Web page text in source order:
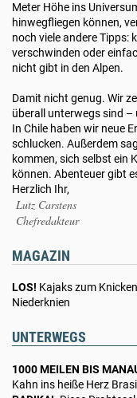
Meter Höhe ins
hinwegfliegen können,
noch viele andere Tipps:
verschwinden oder
nicht gibt in den Alpen.
Damit nicht genug. Wir
überall unterwegs sind
In Chile haben wir neue
schlucken. Außerdem
kommen, sich selbst ein
können. Abenteuer gibt
Herzlich Ihr,
Lutz Carstens
Chefredakteur
MAGAZIN
LOS! Kajaks zum
Niederknien
UNTERWEGS
1000 MEILEN BIS
Kahn ins heiße Herz